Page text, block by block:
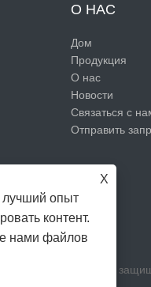
О НАС
Дом
Продукция
О нас
Новости
Связаться с
Отправить
Limited все права
X
опыт
контент.
нами файлов